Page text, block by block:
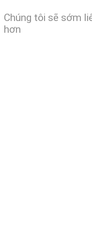
Chúng tôi sẽ sớm
hơn